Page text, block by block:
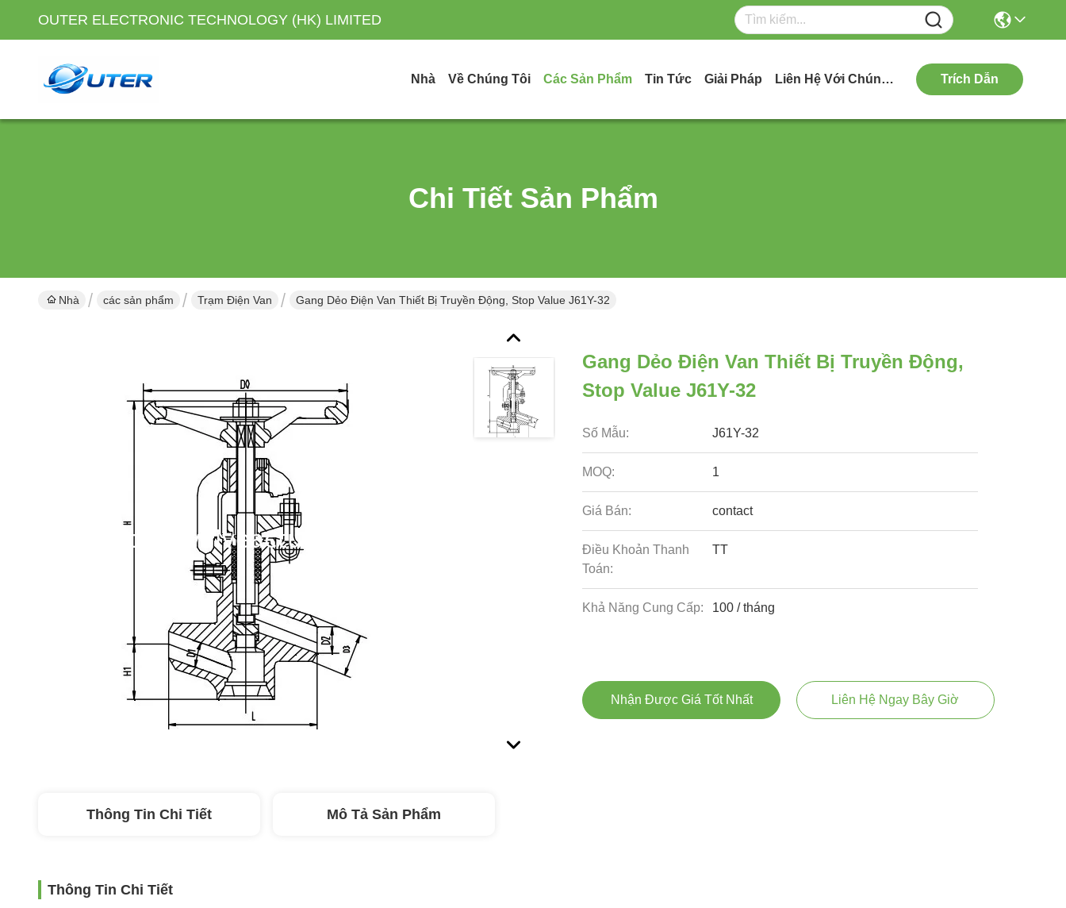
OUTER ELECTRONIC TECHNOLOGY (HK) LIMITED
Nhà Về Chúng Tôi Các Sản Phẩm Tin Tức Giải Pháp Liên Hệ Với Chúng Tôi Trích Dẫn
Chi Tiết Sản Phẩm
Nhà các sản phẩm Trạm Điện Van Gang Dẻo Điện Van Thiết Bị Truyền Động, Stop Value J61Y-32
Gang Dẻo Điện Van Thiết Bị Truyền Động,
Stop Value J61Y-32
Số Mẫu: J61Y-32
MOQ: 1
Giá Bán: contact
Điều Khoản Thanh
Toán:
TT
Khả Năng Cung Cấp: 100 / tháng
Nhận Được Giá Tốt Nhất Liên Hệ Ngay Bây Giờ
Thông Tin Chi Tiết Mô Tả Sản Phẩm
Thông Tin Chi Tiết